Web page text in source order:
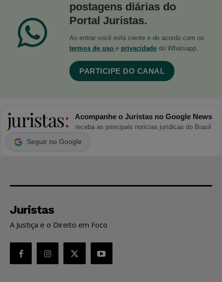
postagens diárias do
Portal Juristas.
Ao entrar você está ciente e de acordo com os
termos de uso e privacidade do Whatsapp.
PARTICIPE DO CANAL
Acompanhe o Juristas no Google News
receba as principais notícias jurídicas do Brasil
Seguir no Google
Juristas
A Justiça e o Direito em Foco